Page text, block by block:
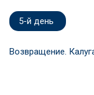
5-й день
Возвращение.